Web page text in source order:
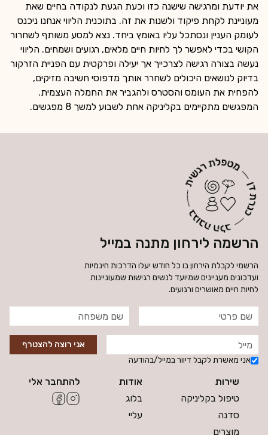
את יודעת ומרגישה שישנה כזו וכעת הגעת לנקודה בחיים שאת
מעוניינת לקחת פיקוד ולשנות את זה. בתוכנית הליווי אנחנו ניכנס
לעומק העניין ונסתכל עליו באומץ ביחד. נצא למסע משותף לשחרור
הקושי בכדי לאפשר לך לחיות חיים מלאים, רגועים ושמחים. הליווי
נעשה בצורה רגישה לצרכייך אך יעילה ופרקטית עם הפניית הזרקור
בדיוק לנושאים היכולים לשחרר אותך מדפוסי חשיבה מזיקים,
להפחית את העומס והסטרס ולהגביר את החמלה העצמית.
המפגשים מתקיימים בקליניקה אחת לשבוע למשך 8 מפגשים.
שירות
טיפול בקליניקה
סדנה
מוצרים
אודות
בלוג
עליי
להתחבר אלי
הרשמה לירחון מתנה במייל
הרשמי לקבלת הירחון בו כל חודש יעלו הדרכות חינמיות
ועדכונים מעניינים שמיועד לנשים רגישות שמעוניינות
לחיות חיים מאושרים ורגועים.
אני רוצה להצטרף
אני מאשרת לקבל דיוור במייל/בהודעה